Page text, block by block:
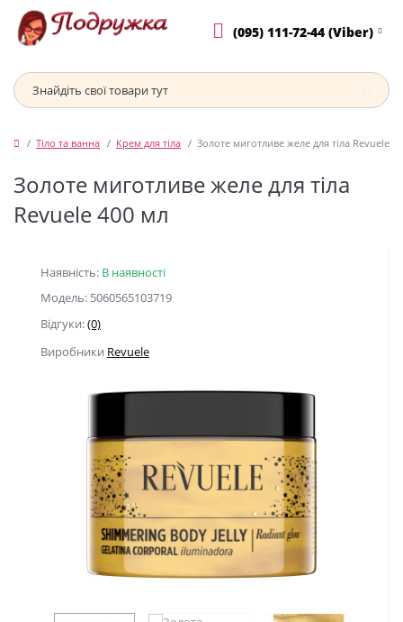
(095) 111-72-44 (Viber)
Тіло та ванна Крем для тіла Золоте миготливе желе для тіла Revuele
Золоте миготливе желе для тіла
Revuele 400 мл
Наявність: В наявності
Модель: 5060565103719
Відгуки:(0)
Виробники Revuele